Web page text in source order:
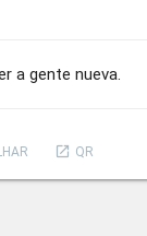
a gente nueva.
launch QR